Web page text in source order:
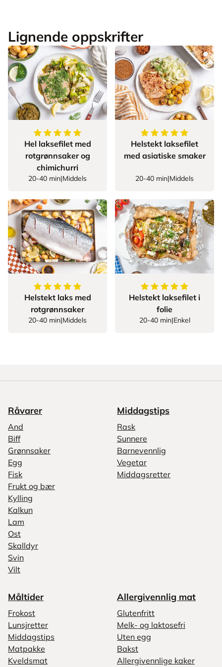
Lignende oppskrifter
5av5stjerner
Hel laksefilet med
rotgrønnsaker og
chimichurri
20-40 min|Middels
5av5stjerner
Helstekt laksefilet
med asiatiske smaker
20-40 min|Middels
5av5stjerner
Helstekt laks med
rotgrønnsaker
20-40 min|Middels
5av5stjerner
Helstekt laksefilet i
folie
20-40 min|Enkel
Råvarer
And
Biff
Grønnsaker
Egg
Fisk
Frukt og bær
Kylling
Kalkun
Lam
Ost
Skalldyr
Svin
Vilt
Middagstips
Rask
Sunnere
Barnevennlig
Vegetar
Middagsretter
Måltider
Frokost
Lunsjretter
Middagstips
Matpakke
Kveldsmat
Allergivennlig mat
Glutenfritt
Melk- og laktosefri
Uten egg
Bakst
Allergivennlige kaker